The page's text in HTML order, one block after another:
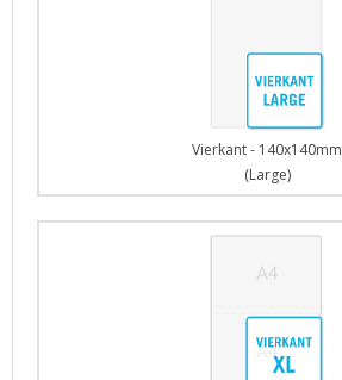
Vierkant - 140x140mm
(Large)